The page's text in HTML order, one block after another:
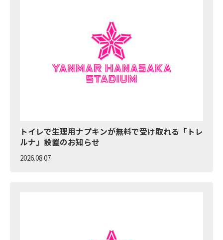
トイレで生理用ナプキンが無料で受け取れる「トレ
ルナ」設置のお知らせ
2026.08.07